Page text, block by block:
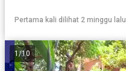
Pertama kali dilihat 2 minggu lalu
1/10